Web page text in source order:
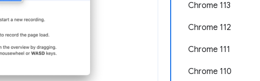
Chrome 113
Chrome 112
Chrome 111
Chrome 110